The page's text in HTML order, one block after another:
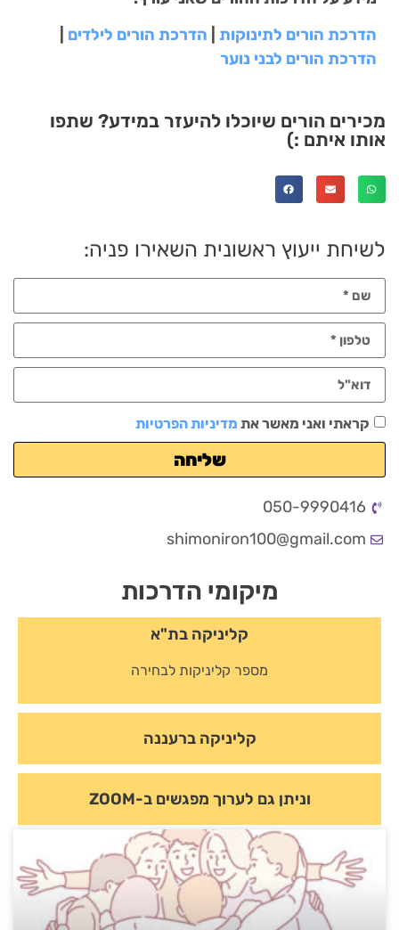
לשיחת ייעוץ ראשונית השאירו פניה:
קראתי ואני מאשר את מדיניות הפרטיות
שליחה
050-9990416
shimoniron100@gmail.com
מיקומי הדרכות
קליניקה בת"א
מספר קליניקות לבחירה
קליניקה ברעננה
וניתן גם לערוך מפגשים ב-ZOOM
הדרכת הורים לתינוקות
הדרכת הורים לילדים
הדרכת הורים לבני נוער
מכירים הורים שיוכלו להיעזר במידע? שתפו
אותו איתם :)